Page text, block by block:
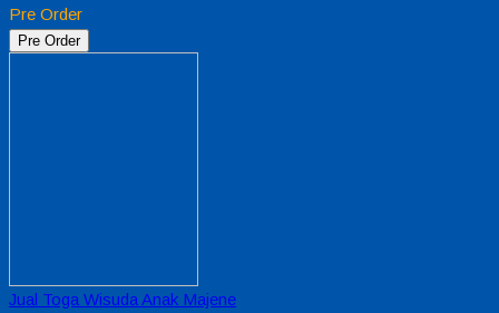
Pre Order
Pre Order
Jual Toga Wisuda Anak Majene